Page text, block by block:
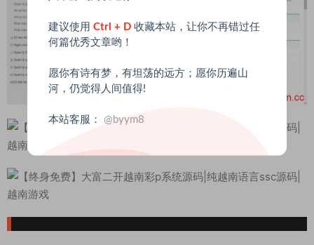
建议使用 Ctrl + D 收藏本站，让你不再错过任
何篇优秀文章哟！
愿你有诗有梦，有坦荡的远方；愿你历遍山
河，仍觉得人间值得!
本站客服： @byym8